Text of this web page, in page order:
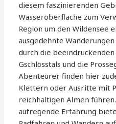
diesem faszinierenden
Wasseroberfläche zum
Region um den Wildensee
ausgedehnte
durch die beeindruckenden
Gschlösstals und die
Abenteurer finden hier
Klettern oder Ausritte mit
reichhaltigen Almen
aufregende Erfahrung